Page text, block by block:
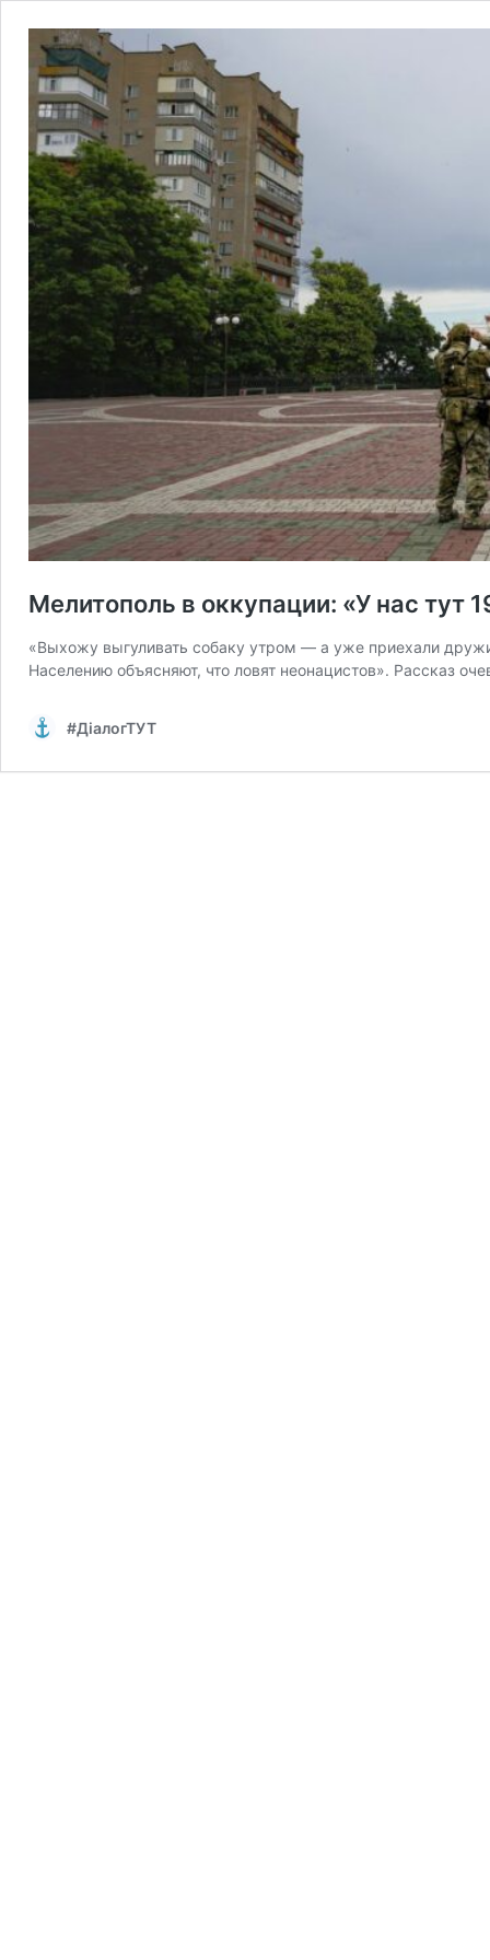
Мелитополь в оккупации: «У нас тут
«Выхожу выгуливать собаку утром — а уже приехали
Населению объясняют, что ловят неонацистов». Рассказ
#ДіалогТУТ